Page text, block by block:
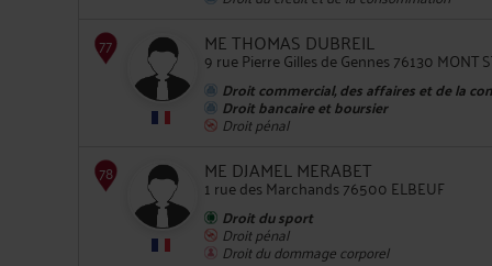
ME THOMAS DUBREIL
9 rue Pierre Gilles de Gennes 76130 MONT
Droit commercial, des affaires et de la
Droit bancaire et boursier
Droit pénal
ME DJAMEL MERABET
1 rue des Marchands 76500 ELBEUF
Droit du sport
Droit pénal
Droit du dommage corporel